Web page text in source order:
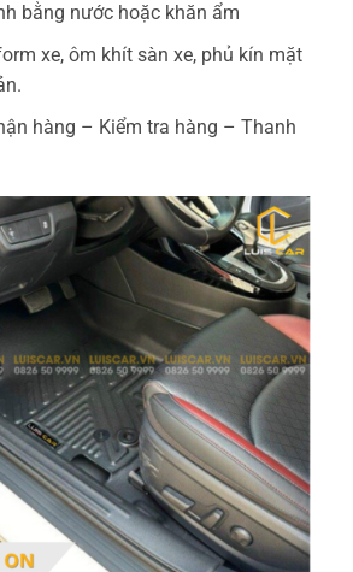
bằng nước hoặc khăn ẩm
xe, ôm khít sàn xe, phủ kín mặt
hàng – Kiểm tra hàng – Thanh